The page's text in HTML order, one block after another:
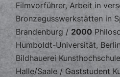
Filmvorführer, Arbeit in
Bronzegusswerkstätten in
Brandenburg / 2000
Humboldt-Universität,
Bildhauerei
Halle/Saale / Gaststudent